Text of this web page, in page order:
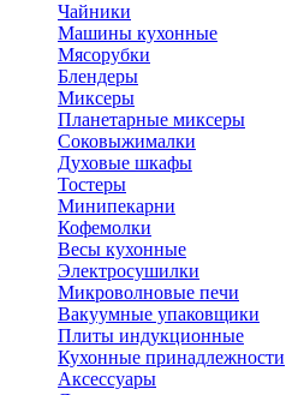
Чайники
Машины кухонные
Мясорубки
Блендеры
Миксеры
Планетарные миксеры
Соковыжималки
Духовые шкафы
Тостеры
Минипекарни
Кофемолки
Весы кухонные
Электросушилки
Микроволновые печи
Вакуумные упаковщики
Плиты индукционные
Кухонные принадлежности
Аксессуары